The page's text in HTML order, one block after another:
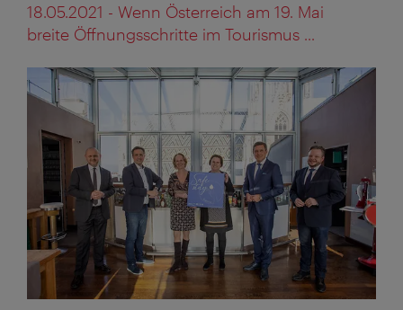
18.05.2021 - Wenn Österreich am 19. Mai
breite Öffnungsschritte im Tourismus ...